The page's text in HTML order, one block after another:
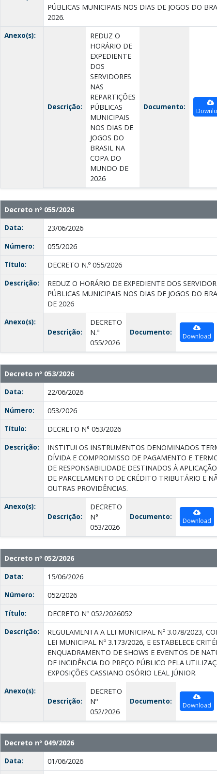
PÚBLICAS MUNICIPAIS NOS DIAS DE JOGOS DO
2026.
Anexo(s):
Descrição:
REDUZ O
HORÁRIO DE
EXPEDIENTE
DOS
SERVIDORES
NAS
REPARTIÇÕES
PÚBLICAS
MUNICIPAIS
NOS DIAS DE
JOGOS DO
BRASIL NA
COPA DO
MUNDO DE
2026
Documento:
Decreto nº 055/2026
Data:
23/06/2026
Número:
055/2026
Título:
DECRETO N.º 055/2026
Descrição:
REDUZ O HORÁRIO DE EXPEDIENTE DOS
PÚBLICAS MUNICIPAIS NOS DIAS DE JOGOS DO
DE 2026
Anexo(s):
Descrição:
DECRETO
N.º
055/2026
Documento: Download
Decreto nº 053/2026
Data:
22/06/2026
Número:
053/2026
Título:
DECRETO N° 053/2026
Descrição:
INSTITUI OS INSTRUMENTOS DENOMINADOS
DÍVIDA E COMPROMISSO DE PAGAMENTO E
DE RESPONSABILIDADE DESTINADOS À
DE PARCELAMENTO DE CRÉDITO TRIBUTÁRIO E
OUTRAS PROVIDÊNCIAS.
Anexo(s):
Descrição:
DECRETO
N°
053/2026
Documento: Download
Decreto nº 052/2026
Data:
15/06/2026
Número:
052/2026
Título:
DECRETO Nº 052/2026052
Descrição:
REGULAMENTA A LEI MUNICIPAL Nº 3.078/2023,
LEI MUNICIPAL Nº 3.173/2026, E ESTABELECE
ENQUADRAMENTO DE SHOWS E EVENTOS DE
DE INCIDÊNCIA DO PREÇO PÚBLICO PELA
EXPOSIÇÕES CASSIANO OSÓRIO LEAL JÚNIOR.
Anexo(s):
Descrição:
DECRETO
Nº
052/2026
Documento: Download
Decreto nº 049/2026
Data:
01/06/2026